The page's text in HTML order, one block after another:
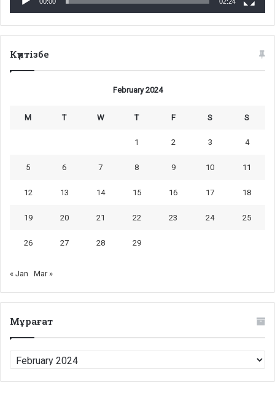
Күнтізбе
February 2024
M T W T F S S
1 2 3 4
5 6 7 8 9 10 11
12 13 14 15 16 17 18
19 20 21 22 23 24 25
26 27 28 29
« Jan Mar »
Мұрағат
Мұрағат